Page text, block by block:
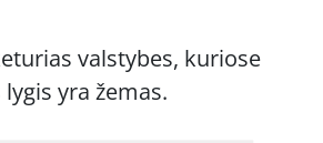
valstybes, kuriose
yra žemas.